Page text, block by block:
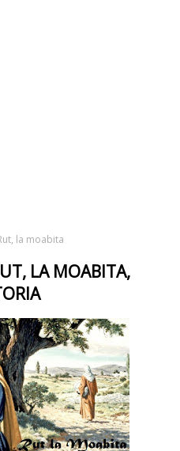
la moabita
LA MOABITA,